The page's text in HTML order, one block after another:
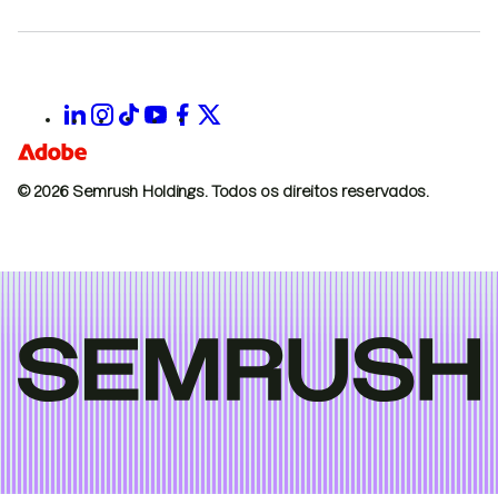
© 2026 Semrush Holdings. Todos os direitos reservados.